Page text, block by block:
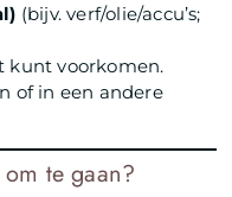
(bijv. verf/olie/accu’s;
kunt voorkomen.
of in een andere
te gaan?